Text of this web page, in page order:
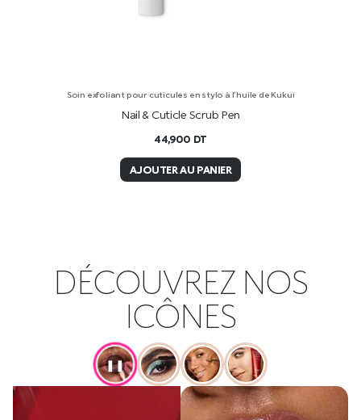
Soin exfoliant pour cuticules en stylo à l’huile de Kukui
Nail & Cuticle Scrub Pen
44,900 DT
AJOUTER AU PANIER
DÉCOUVREZ NOS
ICÔNES
❚❚